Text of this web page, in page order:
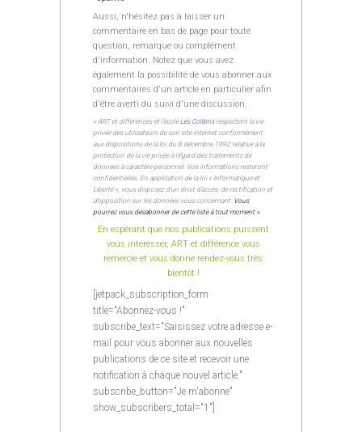
Aussi, n'hésitez pas à laisser un
commentaire en bas de page pour toute
question, remarque ou complément
d'information. Notez que vous avez
également la possibilité de vous abonner aux
commentaires d'un article en particulier afin
d'être averti du suivi d'une discussion.
« ART et différences et l’école Les Colibrisrespectent la vie
privée des utilisateurs de son site internet conformément
aux dispositions de la loi du 8 décembre 1992 relative à la
protection de la vie privée à l’égard des traitements de
données à caractère personnel. Vos informations resteront
confidentielles. En application de la loi « Informatique et
Liberté », vous disposez d’un droit d’accès, de rectification et
d’opposition sur les données vous concernant. Vous
pourrez vous désabonner de cette liste à tout moment »
En espérant que nos publications puissent
vous intéresser, ART et différence vous
remercie et vous donne rendez-vous très
bientôt !
[jetpack_subscription_form
title="Abonnez-vous !"
subscribe_text="Saisissez votre adresse e-
mail pour vous abonner aux nouvelles
publications de ce site et recevoir une
notification à chaque nouvel article."
subscribe_button="Je m'abonne"
show_subscribers_total="1"]